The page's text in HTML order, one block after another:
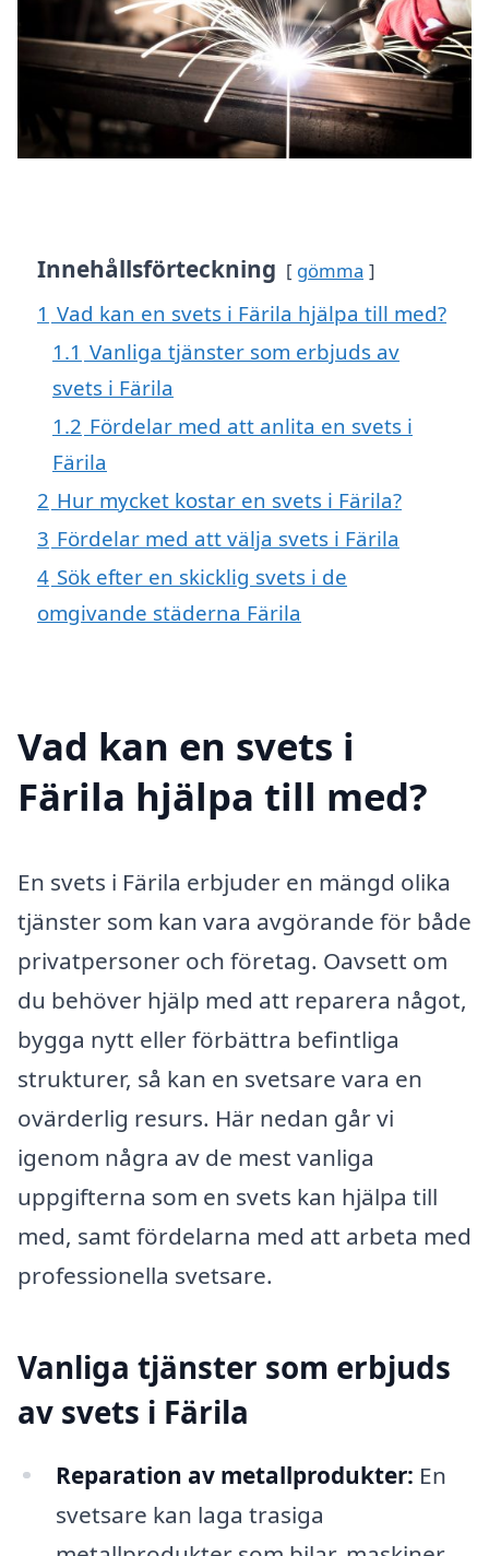
Innehållsförteckning gömma
1 Vad kan en svets i Färila hjälpa till med?
1.1 Vanliga tjänster som erbjuds av
svets i Färila
1.2 Fördelar med att anlita en svets i
Färila
2 Hur mycket kostar en svets i Färila?
3 Fördelar med att välja svets i Färila
4 Sök efter en skicklig svets i de
omgivande städerna Färila
Vad kan en svets i
Färila hjälpa till med?
En svets i Färila erbjuder en mängd olika
tjänster som kan vara avgörande för både
privatpersoner och företag. Oavsett om
du behöver hjälp med att reparera något,
bygga nytt eller förbättra befintliga
strukturer, så kan en svetsare vara en
ovärderlig resurs. Här nedan går vi
igenom några av de mest vanliga
uppgifterna som en svets kan hjälpa till
med, samt fördelarna med att arbeta med
professionella svetsare.
Vanliga tjänster som erbjuds
av svets i Färila
Reparation av metallprodukter: En
svetsare kan laga trasiga